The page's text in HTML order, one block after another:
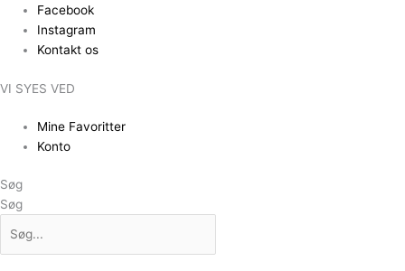
indholdet
Facebook
Instagram
Kontakt os
VI SYES VED
Mine Favoritter
Konto
Søg
Søg